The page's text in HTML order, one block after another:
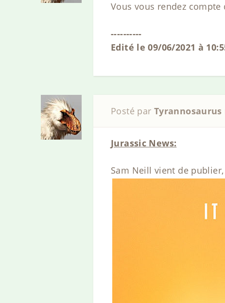
Vous vous rendez
----------
Edité le 09/06/2021 à
Posté par Tyrannosaurus
Jurassic News:
Sam Neill vient de